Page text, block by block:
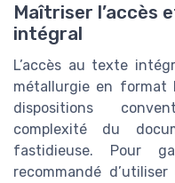
Maîtriser l’accès
intégral
L’accès au texte
métallurgie en format
dispositions
complexité du
fastidieuse. Pour
recommandé